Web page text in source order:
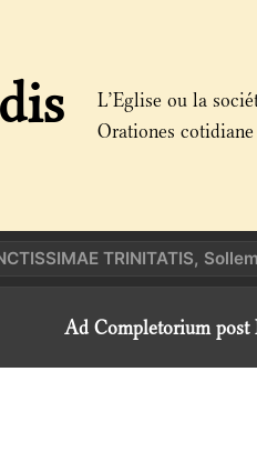
L’Eglise ou la
Orationes cotidiane
TRINITATIS,
Ad Completorium post